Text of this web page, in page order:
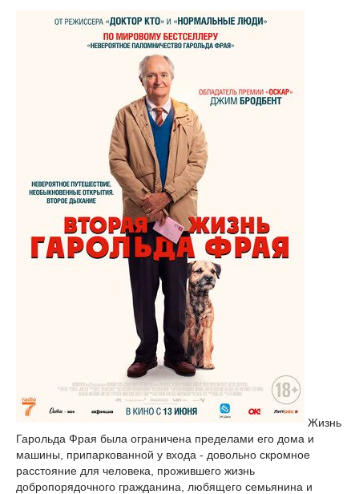
Жизнь
Гарольда Фрая была ограничена пределами его дома и
машины, припаркованной у входа - довольно скромное
расстояние для человека, прожившего жизнь
добропорядочного гражданина, любящего семьянина и